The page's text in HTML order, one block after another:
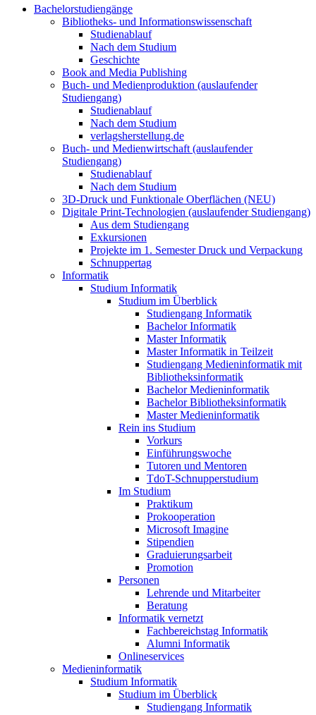
Bachelorstudiengänge
Bibliotheks- und Informationswissenschaft
Studienablauf
Nach dem Studium
Geschichte
Book and Media Publishing
Buch- und Medienproduktion (auslaufender
Studiengang)
Studienablauf
Nach dem Studium
verlagsherstellung.de
Buch- und Medienwirtschaft (auslaufender
Studiengang)
Studienablauf
Nach dem Studium
3D-Druck und Funktionale Oberflächen (NEU)
Digitale Print-Technologien (auslaufender Studiengang)
Aus dem Studiengang
Exkursionen
Projekte im 1. Semester Druck und Verpackung
Schnuppertag
Informatik
Studium Informatik
Studium im Überblick
Studiengang Informatik
Bachelor Informatik
Master Informatik
Master Informatik in Teilzeit
Studiengang Medieninformatik mit
Bibliotheksinformatik
Bachelor Medieninformatik
Bachelor Bibliotheksinformatik
Master Medieninformatik
Rein ins Studium
Vorkurs
Einführungswoche
Tutoren und Mentoren
TdoT-Schnupperstudium
Im Studium
Praktikum
Prokooperation
Microsoft Imagine
Stipendien
Graduierungsarbeit
Promotion
Personen
Lehrende und Mitarbeiter
Beratung
Informatik vernetzt
Fachbereichstag Informatik
Alumni Informatik
Onlineservices
Medieninformatik
Studium Informatik
Studium im Überblick
Studiengang Informatik